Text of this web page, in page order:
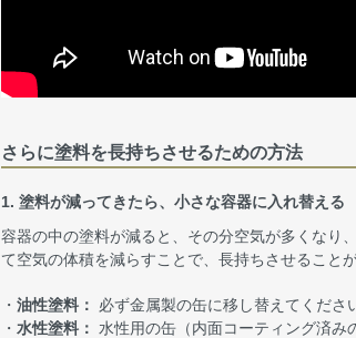
さらに塗料を長持ちさせるための方法
1. 塗料が減ってきたら、小さな容器に入れ替える
容器の中の塗料が減ると、その分空気が多くなり
て空気の体積を減らすことで、長持ちさせることが
・ 油性塗料：
必ず金属製の缶に移し替えてくださ
・ 水性塗料：
水性用の缶（内面コーティング済